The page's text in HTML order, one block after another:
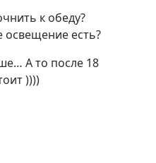
к обеду?
есть?
А то после 18
))))